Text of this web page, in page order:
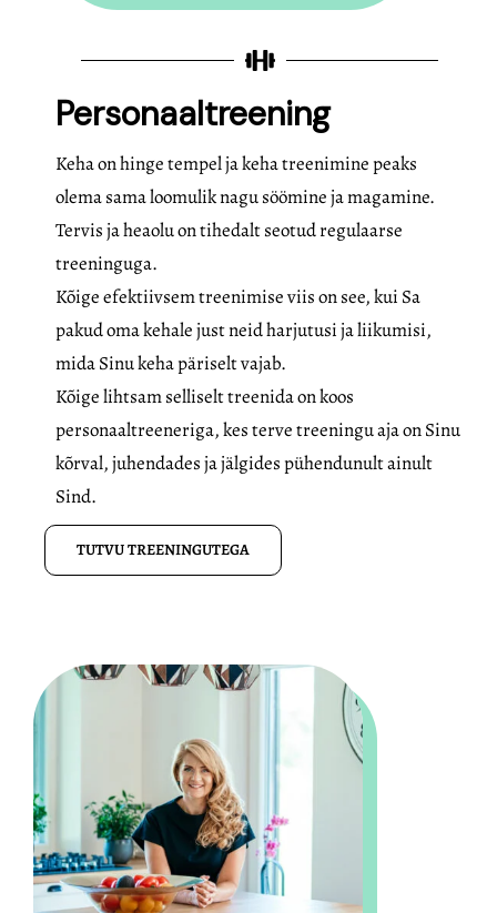
Personaaltreening
Keha on hinge tempel ja keha treenimine peaks
olema sama loomulik nagu söömine ja magamine.
Tervis ja heaolu on tihedalt seotud regulaarse
treeninguga.
Kõige efektiivsem treenimise viis on see, kui Sa
pakud oma kehale just neid harjutusi ja liikumisi,
mida Sinu keha päriselt vajab.
Kõige lihtsam selliselt treenida on koos
personaaltreeneriga, kes terve treeningu aja on Sinu
kõrval, juhendades ja jälgides pühendunult ainult
Sind.
TUTVU TREENINGUTEGA